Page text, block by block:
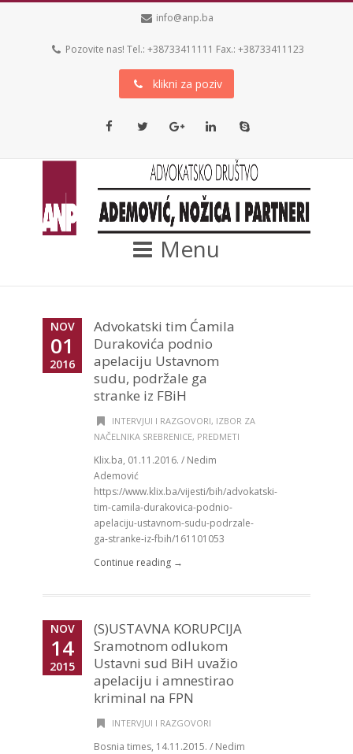
info@anp.ba
Pozovite nas! Tel.: +38733411111 Fax.: +38733411123
klikni za poziv
Skype
Menu
NOV
01
2016
Advokatski tim Ćamila
Durakovića podnio
apelaciju Ustavnom
sudu, podržale ga
stranke iz FBiH
INTERVJUI I RAZGOVORI, IZBOR ZA
NAČELNIKA SREBRENICE, PREDMETI
Klix.ba, 01.11.2016. / Nedim
Ademović
https://www.klix.ba/vijesti/bih/advokatski-
tim-camila-durakovica-podnio-
apelaciju-ustavnom-sudu-podrzale-
ga-stranke-iz-fbih/161101053
Continue reading →
NOV
14
2015
(S)USTAVNA KORUPCIJA
Sramotnom odlukom
Ustavni sud BiH uvažio
apelaciju i amnestirao
kriminal na FPN
INTERVJUI I RAZGOVORI
Bosnia times, 14.11.2015. / Nedim